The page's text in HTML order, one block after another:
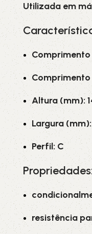
Utilizada em
Altura (mm):
Largura
Perfil: C
resistência